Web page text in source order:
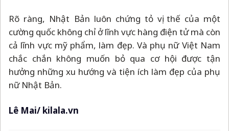
Rõ ràng, Nhật Bản luôn chứng tỏ vị thế của một
cường quốc không chỉ ở lĩnh vực hàng điện tử mà còn
cả lĩnh vực mỹ phẩm, làm đẹp. Và phụ nữ Việt Nam
chắc chắn không muốn bỏ qua cơ hội được tận
hưởng những xu hướng và tiện ích làm đẹp của phụ
nữ Nhật Bản.
Lê Mai/ kilala.vn